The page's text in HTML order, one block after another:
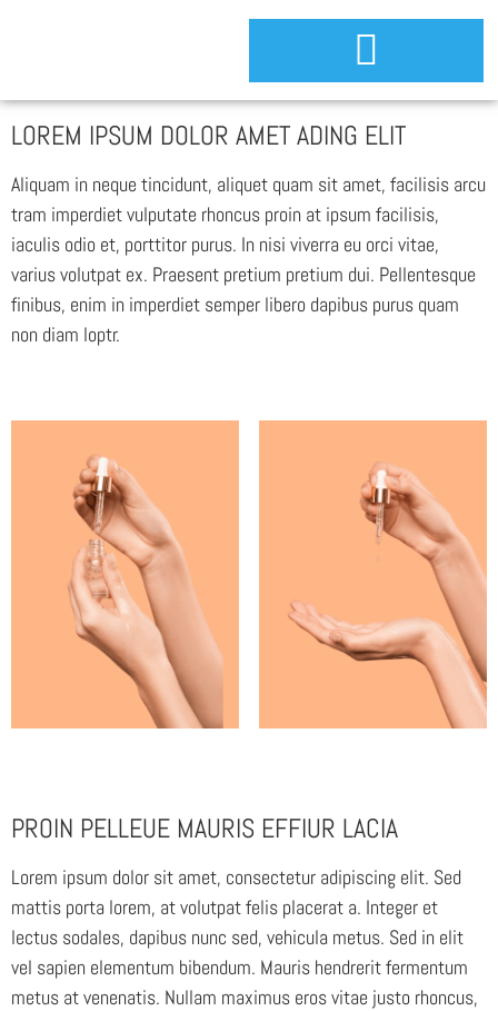
LOREM IPSUM DOLOR AMET ADING ELIT
Aliquam in neque tincidunt, aliquet quam sit amet, facilisis arcu
tram imperdiet vulputate rhoncus proin at ipsum facilisis,
iaculis odio et, porttitor purus. In nisi viverra eu orci vitae,
varius volutpat ex. Praesent pretium pretium dui. Pellentesque
finibus, enim in imperdiet semper libero dapibus purus quam
non diam loptr.
PROIN PELLEUE MAURIS EFFIUR LACIA
Lorem ipsum dolor sit amet, consectetur adipiscing elit. Sed
mattis porta lorem, at volutpat felis placerat a. Integer et
lectus sodales, dapibus nunc sed, vehicula metus. Sed in elit
vel sapien elementum bibendum. Mauris hendrerit fermentum
metus at venenatis. Nullam maximus eros vitae justo rhoncus,